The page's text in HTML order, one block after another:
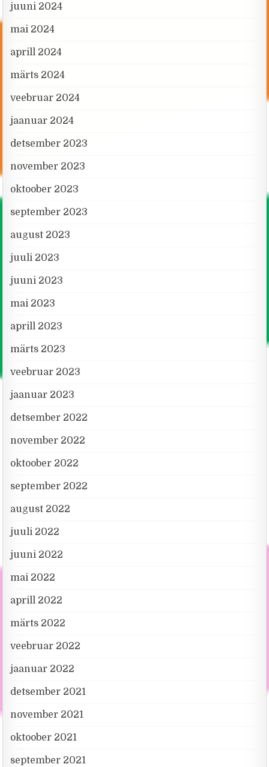
juuni 2024
mai 2024
aprill 2024
märts 2024
veebruar 2024
jaanuar 2024
detsember 2023
november 2023
oktoober 2023
september 2023
august 2023
juuli 2023
juuni 2023
mai 2023
aprill 2023
märts 2023
veebruar 2023
jaanuar 2023
detsember 2022
november 2022
oktoober 2022
september 2022
august 2022
juuli 2022
juuni 2022
mai 2022
aprill 2022
märts 2022
veebruar 2022
jaanuar 2022
detsember 2021
november 2021
oktoober 2021
september 2021